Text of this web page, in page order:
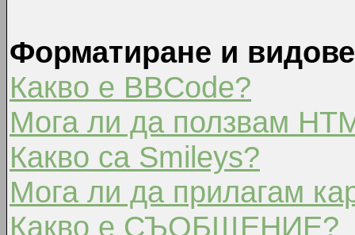
Форматиране и
Какво е BBCode?
Мога ли да ползвам
Какво са Smileys?
Мога ли да прилагам
Какво е СЪОБЩЕНИЕ?